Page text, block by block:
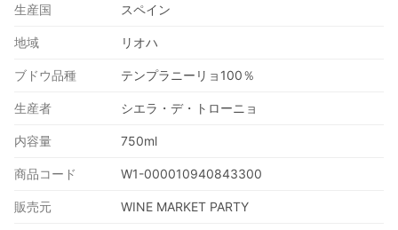
生産国 スペイン
地域 リオハ
ブドウ品種 テンプラニーリョ100％
生産者 シエラ・デ・トローニョ
内容量 750ml
商品コード W1-000010940843300
販売元 WINE MARKET PARTY